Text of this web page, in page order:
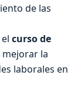
de las
curso de
la
laborales en